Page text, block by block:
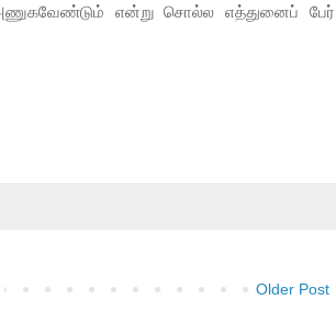
அணுகவேண்டும் என்று சொல்ல எத்துனைப் பேர்
Older Post